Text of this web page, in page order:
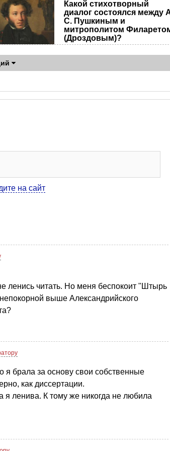
Какой стихотворный
диалог состоялся между
С. Пушкиным и
митрополитом
(Дроздовым)?
на сайт
ленись читать. Но меня беспокоит "Штырь
выше Александрийского
я брала за основу свои собственные
как диссертации.
ленива. К тому же никогда не любила